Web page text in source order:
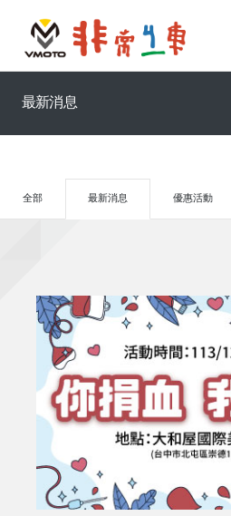
最新消息
全部 最新消息 優惠活動